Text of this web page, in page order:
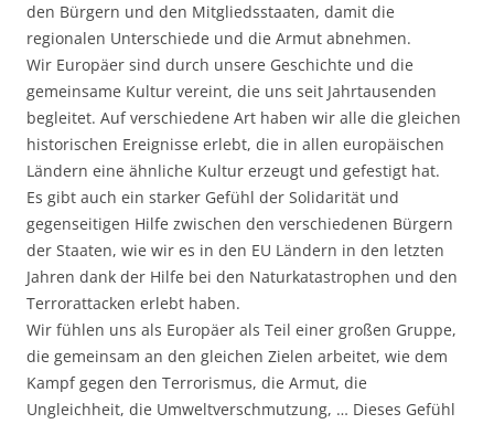
den Bürgern und den Mitgliedsstaaten, damit die
regionalen Unterschiede und die Armut abnehmen.
Wir Europäer sind durch unsere Geschichte und die
gemeinsame Kultur vereint, die uns seit Jahrtausenden
begleitet. Auf verschiedene Art haben wir alle die gleichen
historischen Ereignisse erlebt, die in allen europäischen
Ländern eine ähnliche Kultur erzeugt und gefestigt hat.
Es gibt auch ein starker Gefühl der Solidarität und
gegenseitigen Hilfe zwischen den verschiedenen Bürgern
der Staaten, wie wir es in den EU Ländern in den letzten
Jahren dank der Hilfe bei den Naturkatastrophen und den
Terrorattacken erlebt haben.
Wir fühlen uns als Europäer als Teil einer großen Gruppe,
die gemeinsam an den gleichen Zielen arbeitet, wie dem
Kampf gegen den Terrorismus, die Armut, die
Ungleichheit, die Umweltverschmutzung, … Dieses Gefühl